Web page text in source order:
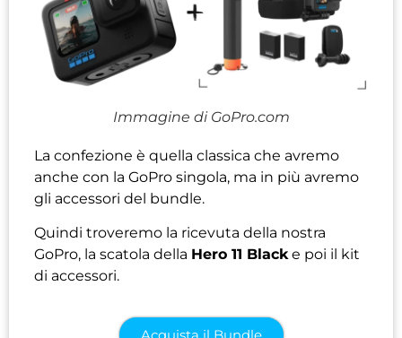
Immagine di GoPro.com
La confezione è quella classica che avremo
anche con la GoPro singola, ma in più avremo
gli accessori del bundle.
Quindi troveremo la ricevuta della nostra
GoPro, la scatola della Hero 11 Blacke poi il kit
di accessori.